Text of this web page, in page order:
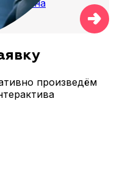
шлем на
произведём